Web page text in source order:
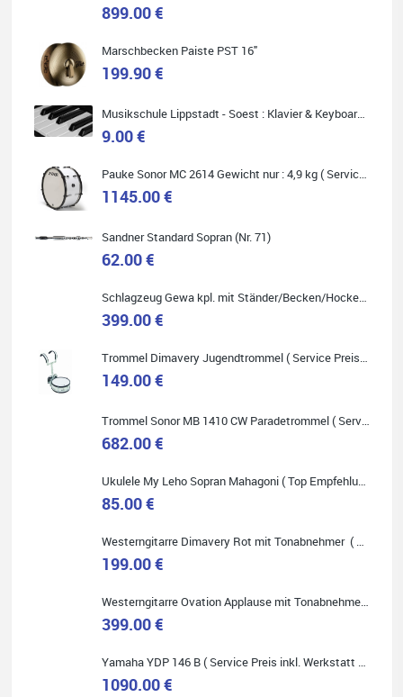
Ich war auf der Suche nach einem neuen Keyboard und bin
begeistert: ich bin super beraten worden, aktuell natürlich nur
wurde alles zusammengestellt, so dass ich alles nur noch
abholen musste. Top!
Marie-Luise Mroß
Freitag vorbeigekommen, eben geklingelt und top beraten
worden. Ich würde den Besuch im Musikgeschäft Stöppel jedem
Onlineshopping vorziehen.
Quelle: Google-Rezension
Klein...aber fein!
Toller Service, nette Leute. Immer wieder gerne..
Quelle: Google-Rezension
899.00 €
Marschbecken Paiste PST 16"
199.90 €
Musikschule Lippstadt - Soest : Klavier & Keyboardunterricht
9.00 €
Pauke Sonor MC 2614 Gewicht nur : 4,9 kg ( Service Preis inkl. Werkstatt Service )
1145.00 €
Sandner Standard Sopran (Nr. 71)
62.00 €
Schlagzeug Gewa kpl. mit Ständer/Becken/Hocker DER RENNER ! (Service Preis inkl. Werkstatt Service)
399.00 €
Trommel Dimavery Jugendtrommel ( Service Preis inkl. Werkstatt Service )
149.00 €
Trommel Sonor MB 1410 CW Paradetrommel ( Service Preis inkl. Werkstatt Service )
682.00 €
Ukulele My Leho Sopran Mahagoni ( Top Empfehlung ! )
85.00 €
Westerngitarre Dimavery Rot mit Tonabnehmer ( Service Preis inkl. Werkstatt Service )
199.00 €
Westerngitarre Ovation Applause mit Tonabnehmer ( Service Preis inkl. Werkstatt Service )
399.00 €
Yamaha YDP 146 B ( Service Preis inkl. Werkstatt Service )
1090.00 €